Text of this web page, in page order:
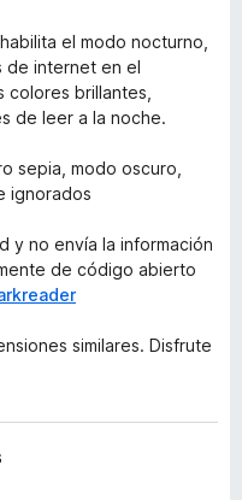
el modo nocturno,
de internet en el
colores brillantes,
de leer a la noche.
sepia, modo oscuro,
ignorados
y no envía la información
de código abierto
similares. Disfrute